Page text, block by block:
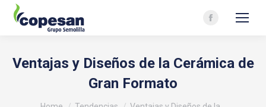
Facebook
opens
in
window
Ventajas y Diseños de la Cerámica de
Gran Formato
You are here: